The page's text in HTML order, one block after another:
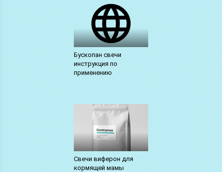
Бускопан свечи
инструкция по
применению
Свечи виферон для
кормящей мамы